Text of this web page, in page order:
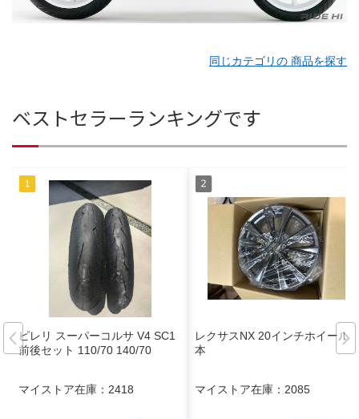
同じカテゴリの 商品を探す
ベストセラーランキングです
ピレリ スーパーコルサ V4 SC1
前後セット 110/70 140/70
マイストア在庫： 2418
レクサスNX 20インチホイール1
本
マイストア在庫： 2085